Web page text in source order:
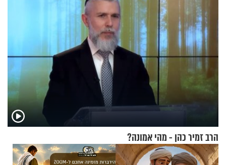
הרב זמיר כהן - מהי אמונה?